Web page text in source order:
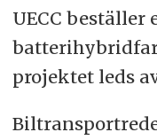
UECC beställer
projektet leds